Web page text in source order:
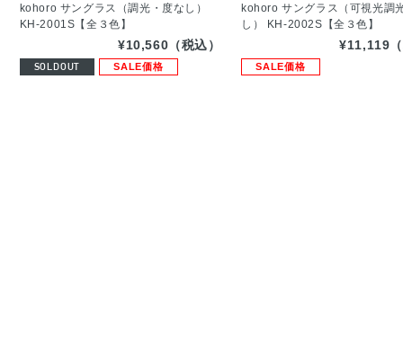
kohoro サングラス（調光・度なし）
KH-2001S【全３色】
¥10,560（税込）
SOLDOUT SALE価格
kohoro サングラス（可視光調
し） KH-2002S【全３色】
¥11,119
SALE価格